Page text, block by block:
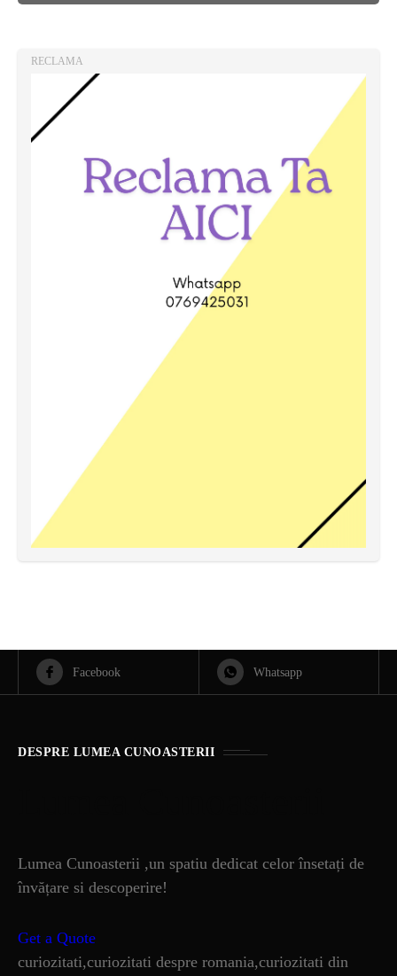
RECLAMA
Facebook Whatsapp
DESPRE LUMEA CUNOASTERII
Lumea Cunoasterii ,un spatiu dedicat celor însetați de
învățare si descoperire!
Get a Quote
curiozitati,curiozitati despre romania,curiozitati din